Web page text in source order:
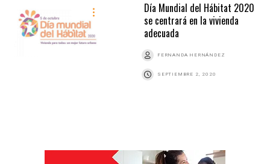
Día Mundial del Hábitat 2020
se centrará en la vivienda
adecuada
FERNANDA HERNÁNDEZ
SEPTIEMBRE 2, 2020